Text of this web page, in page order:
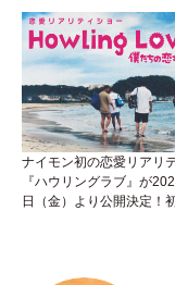
ナイモン初の恋愛リアリ
『ハウリングラブ』が
日（金）より公開決定！